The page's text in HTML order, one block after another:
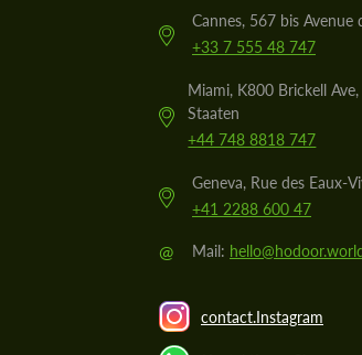
Cannes, 567 bis Avenue
+33 7 555 48 747
Miami, K800 Brickell
Staaten
+44 748 8818 747
Geneva, Rue des Eaux-
+41 2288 600 47
@ Mail:
contact.Instagram